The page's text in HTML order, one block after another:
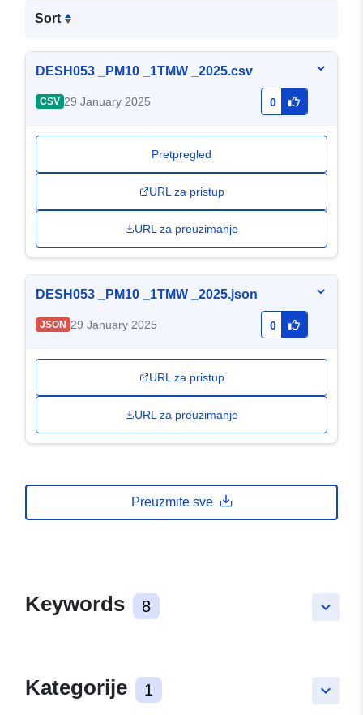
Sort
DESH053 _PM10 _1TMW _2025.csv
CSV 29 January 2025 0
Pretpregled
URL za pristup
URL za preuzimanje
DESH053 _PM10 _1TMW _2025.json
JSON 29 January 2025 0
URL za pristup
URL za preuzimanje
Preuzmite sve
keyboard_arrow_down
Keywords 8
keyboard_arrow_down
Kategorije 1